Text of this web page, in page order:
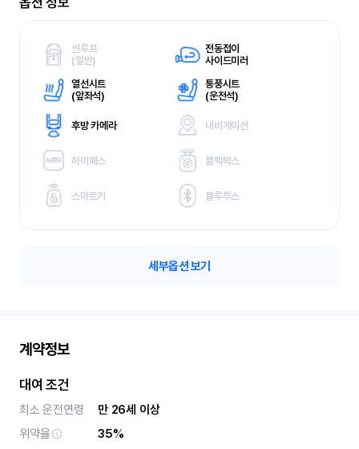
썬루프
(일반)
전동접이
사이드미러
열선시트
(앞좌석)
통풍시트
(운전석)
후방 카메라 내비게이션
하이패스 블랙박스
스마트키 블루투스
세부옵션 보기
계약정보
대여 조건
최소 운전연령
만 26세 이상
위약율
35%